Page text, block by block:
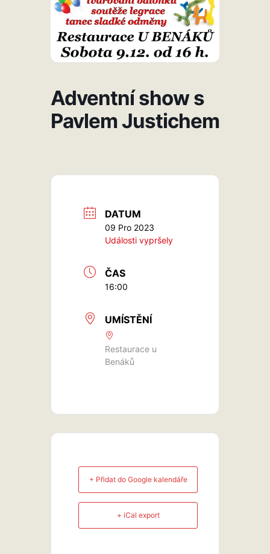
Adventní show s
Pavlem Justichem
DATUM
09 Pro 2023
Události vypršely
ČAS
16:00
UMÍSTĚNÍ
Restaurace u
Benáků
+ Přidat do Google kalendáře
+ iCal export